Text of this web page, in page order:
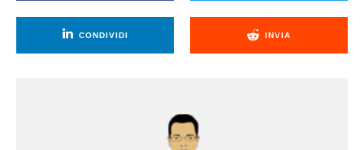
CONDIVIDI INVIA